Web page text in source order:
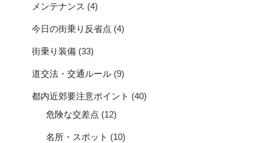
メンテナンス (4)
今日の街乗り反省点 (4)
街乗り装備 (33)
道交法・交通ルール (9)
都内近郊要注意ポイント (40)
危険な交差点 (12)
名所・スポット (10)